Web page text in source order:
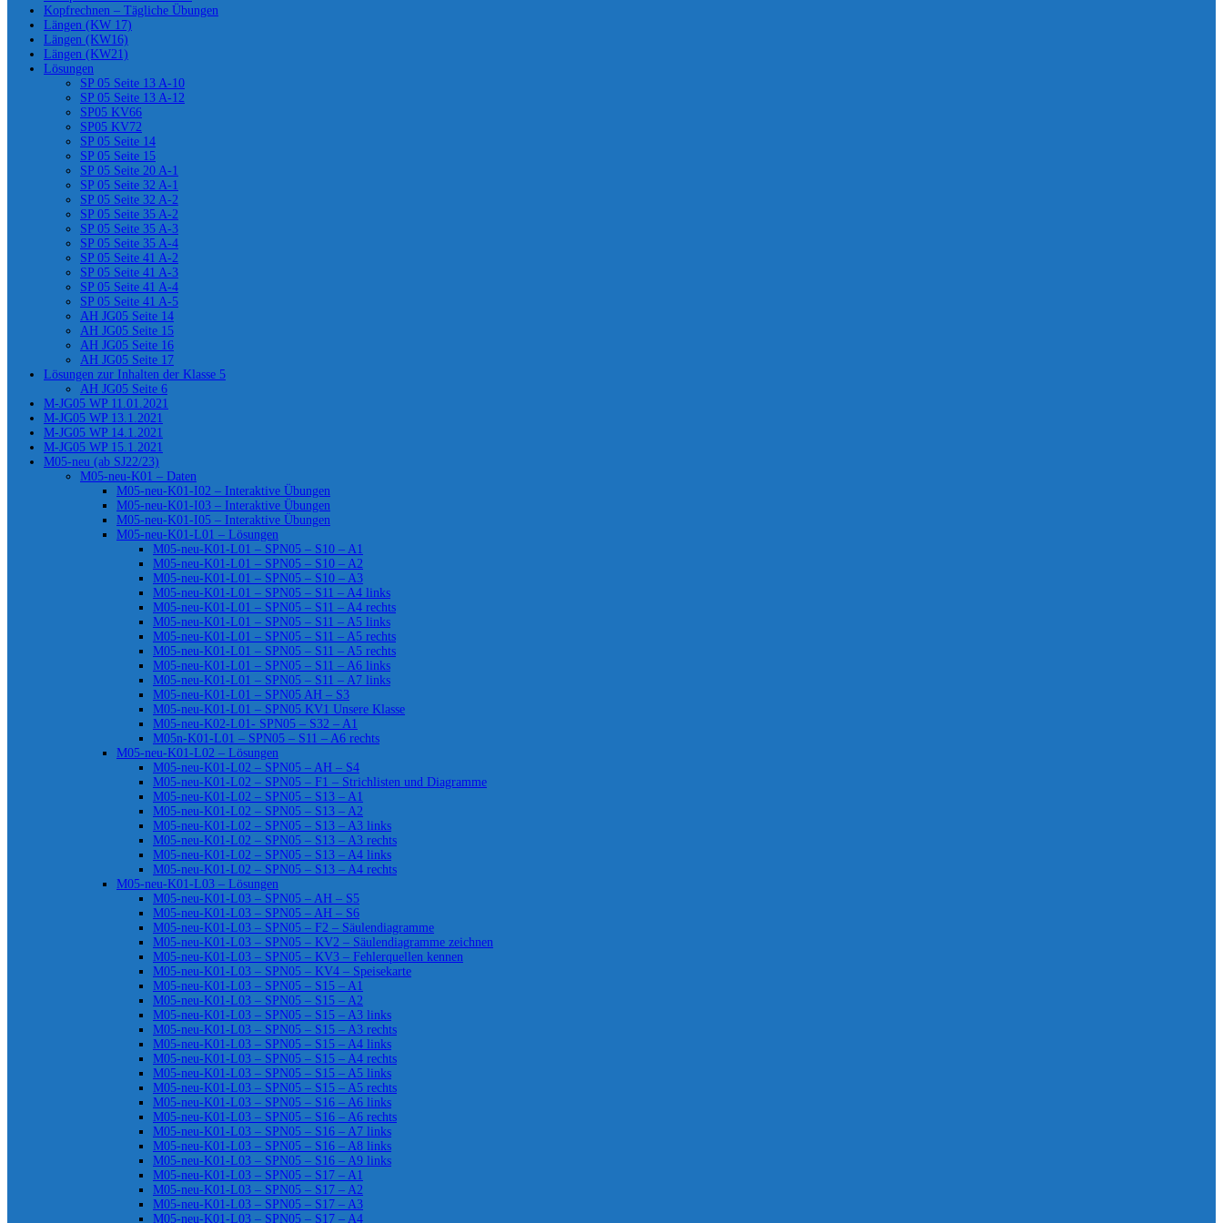
Kopfrechnen – Tägliche Übungen
Längen (KW 17)
Längen (KW16)
Längen (KW21)
Lösungen
SP 05 Seite 13 A-10
SP 05 Seite 13 A-12
SP05 KV66
SP05 KV72
SP 05 Seite 14
SP 05 Seite 15
SP 05 Seite 20 A-1
SP 05 Seite 32 A-1
SP 05 Seite 32 A-2
SP 05 Seite 35 A-2
SP 05 Seite 35 A-3
SP 05 Seite 35 A-4
SP 05 Seite 41 A-2
SP 05 Seite 41 A-3
SP 05 Seite 41 A-4
SP 05 Seite 41 A-5
AH JG05 Seite 14
AH JG05 Seite 15
AH JG05 Seite 16
AH JG05 Seite 17
Lösungen zur Inhalten der Klasse 5
AH JG05 Seite 6
M-JG05 WP 11.01.2021
M-JG05 WP 13.1.2021
M-JG05 WP 14.1.2021
M-JG05 WP 15.1.2021
M05-neu (ab SJ22/23)
M05-neu-K01 – Daten
M05-neu-K01-I02 – Interaktive Übungen
M05-neu-K01-I03 – Interaktive Übungen
M05-neu-K01-I05 – Interaktive Übungen
M05-neu-K01-L01 – Lösungen
M05-neu-K01-L01 – SPN05 – S10 – A1
M05-neu-K01-L01 – SPN05 – S10 – A2
M05-neu-K01-L01 – SPN05 – S10 – A3
M05-neu-K01-L01 – SPN05 – S11 – A4 links
M05-neu-K01-L01 – SPN05 – S11 – A4 rechts
M05-neu-K01-L01 – SPN05 – S11 – A5 links
M05-neu-K01-L01 – SPN05 – S11 – A5 rechts
M05-neu-K01-L01 – SPN05 – S11 – A5 rechts
M05-neu-K01-L01 – SPN05 – S11 – A6 links
M05-neu-K01-L01 – SPN05 – S11 – A7 links
M05-neu-K01-L01 – SPN05 AH – S3
M05-neu-K01-L01 – SPN05 KV1 Unsere Klasse
M05-neu-K02-L01- SPN05 – S32 – A1
M05n-K01-L01 – SPN05 – S11 – A6 rechts
M05-neu-K01-L02 – Lösungen
M05-neu-K01-L02 – SPN05 – AH – S4
M05-neu-K01-L02 – SPN05 – F1 – Strichlisten und Diagramme
M05-neu-K01-L02 – SPN05 – S13 – A1
M05-neu-K01-L02 – SPN05 – S13 – A2
M05-neu-K01-L02 – SPN05 – S13 – A3 links
M05-neu-K01-L02 – SPN05 – S13 – A3 rechts
M05-neu-K01-L02 – SPN05 – S13 – A4 links
M05-neu-K01-L02 – SPN05 – S13 – A4 rechts
M05-neu-K01-L03 – Lösungen
M05-neu-K01-L03 – SPN05 – AH – S5
M05-neu-K01-L03 – SPN05 – AH – S6
M05-neu-K01-L03 – SPN05 – F2 – Säulendiagramme
M05-neu-K01-L03 – SPN05 – KV2 – Säulendiagramme zeichnen
M05-neu-K01-L03 – SPN05 – KV3 – Fehlerquellen kennen
M05-neu-K01-L03 – SPN05 – KV4 – Speisekarte
M05-neu-K01-L03 – SPN05 – S15 – A1
M05-neu-K01-L03 – SPN05 – S15 – A2
M05-neu-K01-L03 – SPN05 – S15 – A3 links
M05-neu-K01-L03 – SPN05 – S15 – A3 rechts
M05-neu-K01-L03 – SPN05 – S15 – A4 links
M05-neu-K01-L03 – SPN05 – S15 – A4 rechts
M05-neu-K01-L03 – SPN05 – S15 – A5 links
M05-neu-K01-L03 – SPN05 – S15 – A5 rechts
M05-neu-K01-L03 – SPN05 – S16 – A6 links
M05-neu-K01-L03 – SPN05 – S16 – A6 rechts
M05-neu-K01-L03 – SPN05 – S16 – A7 links
M05-neu-K01-L03 – SPN05 – S16 – A8 links
M05-neu-K01-L03 – SPN05 – S16 – A9 links
M05-neu-K01-L03 – SPN05 – S17 – A1
M05-neu-K01-L03 – SPN05 – S17 – A2
M05-neu-K01-L03 – SPN05 – S17 – A3
M05-neu-K01-L03 – SPN05 – S17 – A4